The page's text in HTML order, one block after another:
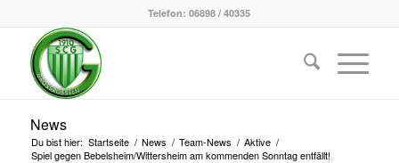
Telefon: 06898 / 40335
News
Du bist hier: Startseite / News / Team-News / Aktive /
Spiel gegen Bebelsheim/Wittersheim am kommenden Sonntag entfällt!